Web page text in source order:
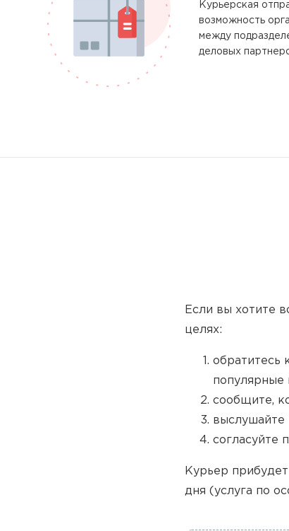
Курьерская
возможность
между
деловых
Если вы хотите
целях:
обратитесь
популярные
сообщите,
согласуйте
Курьер
дня (услуга по